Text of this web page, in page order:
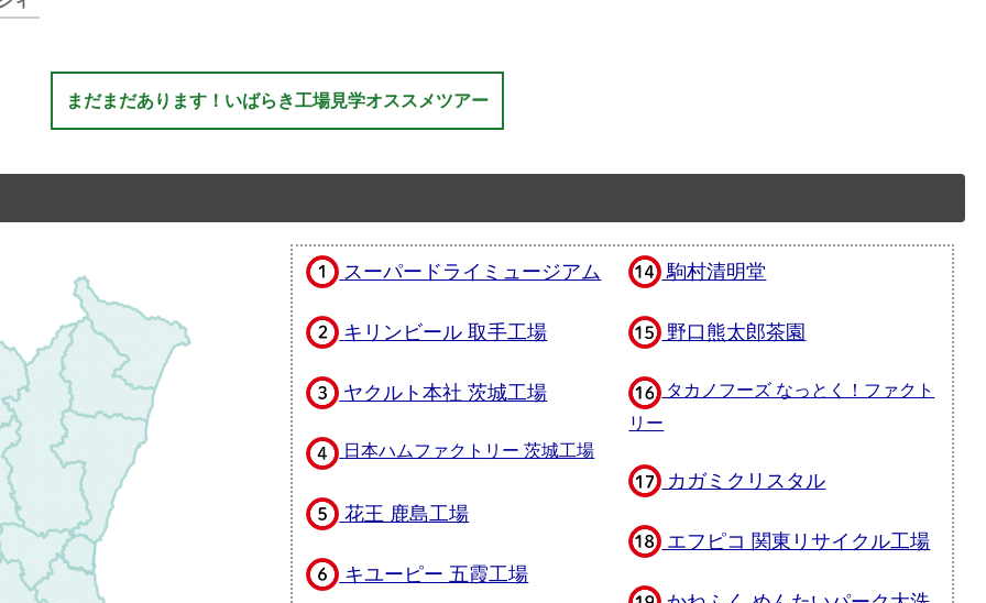
まだまだあります！いばらき工場見学オススメツアー
スーパードライミュージアム
キリンビール 取手工場
ヤクルト本社 茨城工場
日本ハムファクトリー 茨城工場
花王 鹿島工場
キユーピー 五霞工場
駒村清明堂
野口熊太郎茶園
タカノフーズ なっとく！ファクト
リー
カガミクリスタル
エフピコ 関東リサイクル工場